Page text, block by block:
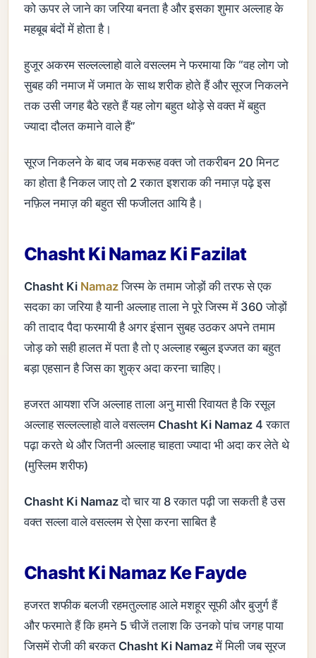
को ऊपर ले जाने का जरिया बनता है और इसका शुमार अल्लाह के
महबूब बंदों में होता है।
हुजूर अकरम सल्लल्लाहो वाले वसल्लम ने फरमाया कि “वह लोग जो
सुबह की नमाज में जमात के साथ शरीक होते हैं और सूरज निकलने
तक उसी जगह बैठे रहते हैं यह लोग बहुत थोड़े से वक्त में बहुत
ज्यादा दौलत कमाने वाले हैं”
सूरज निकलने के बाद जब मकरूह वक्त जो तकरीबन 20 मिनट
का होता है निकल जाए तो 2 रकात इशराक की नमाज़ पढ़े इस
नफ़िल नमाज़ की बहुत सी फजीलत आयि है।
Chasht Ki Namaz Ki Fazilat
Chasht Ki Namazजिस्म के तमाम जोड़ों की तरफ से एक
सदका का जरिया है यानी अल्लाह ताला ने पूरे जिस्म में 360 जोड़ों
की तादाद पैदा फरमायी है अगर इंसान सुबह उठकर अपने तमाम
जोड़ को सही हालत में पता है तो ए अल्लाह रब्बुल इज्जत का बहुत
बड़ा एहसान है जिस का शुक्र अदा करना चाहिए।
हजरत आयशा रजि अल्लाह ताला अनु मासी रिवायत है कि रसूल
अल्लाह सल्लल्लाहो वाले वसल्लम Chasht Ki Namaz 4 रकात
पढ़ा करते थे और जितनी अल्लाह चाहता ज्यादा भी अदा कर लेते थे
(मुस्लिम शरीफ)
Chasht Ki Namazदो चार या 8 रकात पढ़ी जा सकती है उस
वक्त सल्ला वाले वसल्लम से ऐसा करना साबित है
Chasht Ki Namaz Ke Fayde
हजरत शफीक बलजी रहमतुल्लाह आले मशहूर सूफी और बुजुर्ग हैं
और फरमाते हैं कि हमने 5 चीजें तलाश कि उनको पांच जगह पाया
जिसमें रोजी की बरकत Chasht Ki Namazमें मिली जब सूरज